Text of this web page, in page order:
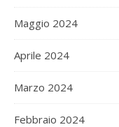
Maggio 2024
Aprile 2024
Marzo 2024
Febbraio 2024